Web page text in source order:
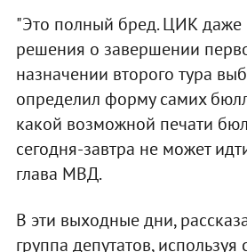
"Это полный бред. ЦИК даже
решения о завершении
назначении второго тура
определил форму самих
какой возможной печати
сегодня-завтра не может
глава МВД.
В эти выходные дни,
группа депутатов, используя